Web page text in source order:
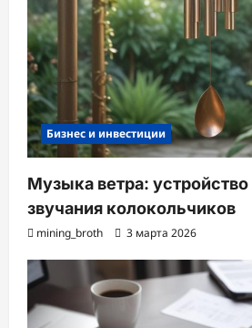
Бизнес и инвестиции
Музыка ветра:
звучания колокольчиков
mining_broth 3 марта 2026